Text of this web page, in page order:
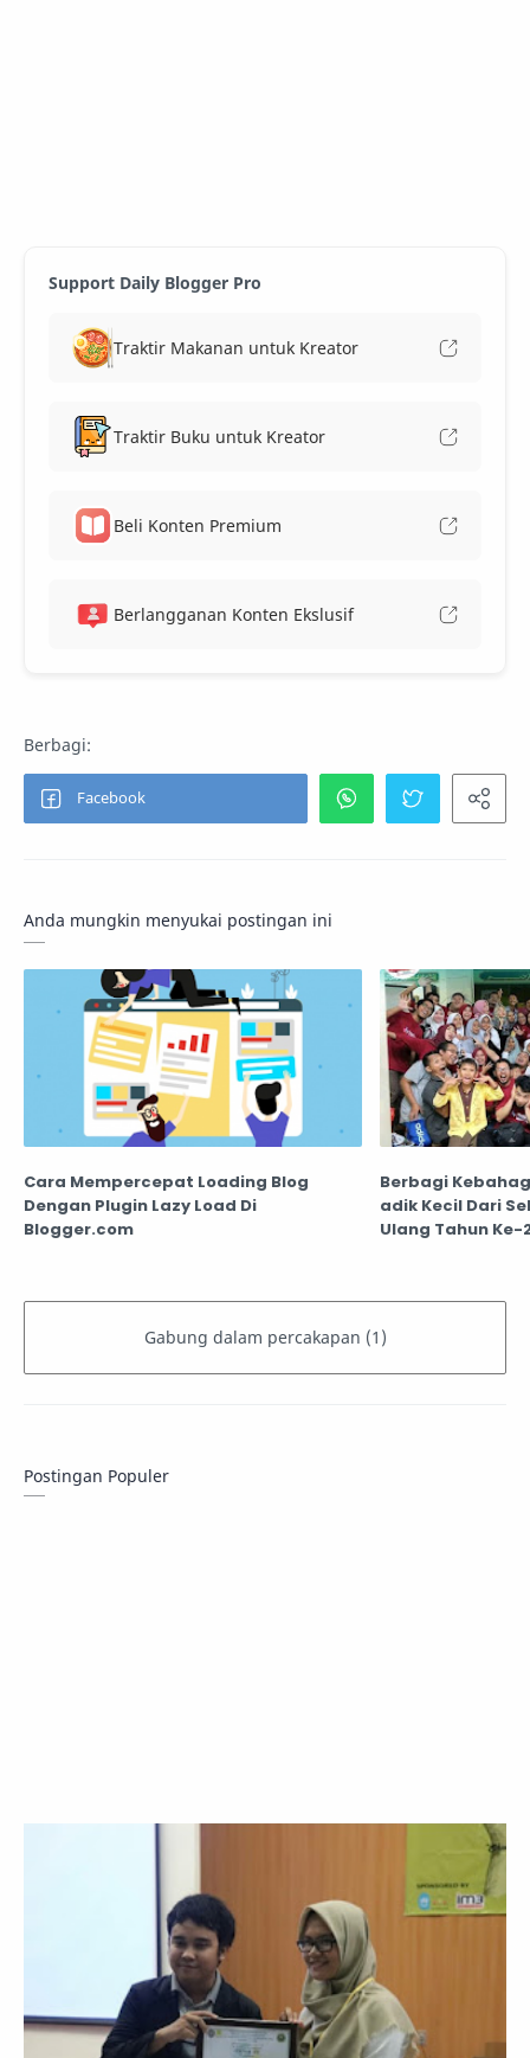
Support Daily Blogger Pro
Traktir Makanan untuk Kreator
Traktir Buku untuk Kreator
Beli Konten Premium
Berlangganan Konten Ekslusif
Anda mungkin menyukai postingan ini
Cara Mempercepat Loading Blog
Dengan Plugin Lazy Load Di
Blogger.com
Berbagi
adik Kecil Dari
Ulang Tahun
Postingan Populer